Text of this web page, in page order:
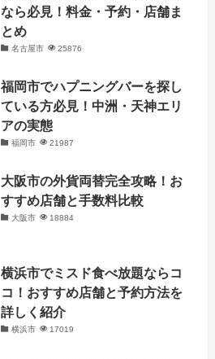
なら必見！料金・予約・店舗ま
とめ
名古屋市 25876
福岡市でハプニングバーを探し
ている方必見！中洲・天神エリ
アの実態
福岡市 21987
大阪市の外貨両替完全攻略！お
すすめ店舗と手数料比較
大阪市 18884
横浜市でミスド食べ放題ならコ
コ！おすすめ店舗と予約方法を
詳しく紹介
横浜市 17019